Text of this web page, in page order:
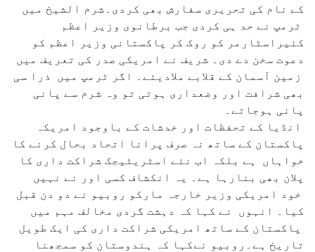
کے نام کی تحریری سفارش بھی کردی۔شرم الشیخ میں
ٹرمپ نے حد ہی کردی جب برطانوی وزیر اعظم
کئیراسٹارمر کو روک کر پاکستانی وزیر اعظم کو
دعوت سخن دے دی۔ شریف نے امریکی صدر کی تعریف میں
زمین آسمان کے قلابے ملادیئے۔ اگر ٹرمپ میں ذرا سی
بھی شرافت اور وضعداری ہوتی تو وہ شرم سے پانی
پانی ہوجاتے۔
انڈیا کے تحفظات اور خدشات کے باوجود امریکہ
پاکستان کے ساتھ نہ صرف پرانا اتحاد بحال کرنے کا
خواہاں ہے بلکہ اب نئے اسٹریٹیجک شراکت داری کا
پلان بھی بنارہا ہے۔ یہ انکشاف کسی اور نے نہیں
خود امریکی وزیر خارجہ مارکو روبیو نے دو دن قبل
کیا۔ انہوں نے کہا کہ دہشت گردی مخالف مہم میں
پاکستان کے ساتھ امریکی شراکت داری کی ایک طویل
تاریخ ہے۔روبیو نےکہا کہ ہندوستان کو سمجھنا